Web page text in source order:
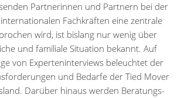
Partnerinnen und Partnern bei der
Fachkräften eine zentrale
wird, ist bislang nur wenig über
und familiale Situation bekannt. Auf
von Experteninterviews beleuchtet der
und Bedarfe der Tied Mover
Darüber hinaus werden Beratungs-